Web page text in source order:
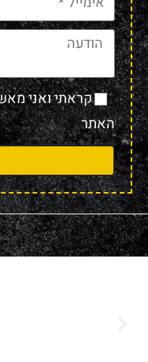
קראתי ואני
האתר